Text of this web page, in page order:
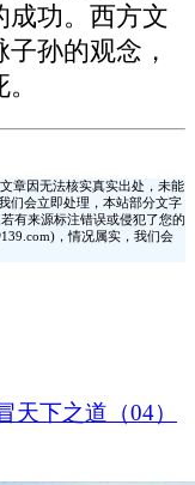
成功。西方文
孙的观念，
章因无法核实真实出处，未能
们会立即处理，本站部分文字
有来源标注错误或侵犯了您的
，情况属实，我们会
天下之道（04）